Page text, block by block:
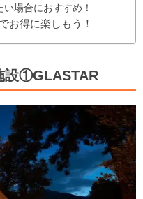
場合におすすめ！
お得に楽しもう！
設①GLASTAR